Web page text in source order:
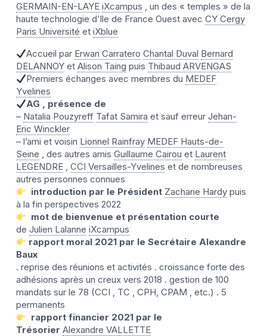
GERMAIN-EN-LAYE iXcampus , un des « temples » de la
haute technologie d’Ile de France Ouest avec CY Cergy
Paris Université et iXblue
Accueil par Erwan Carratero Chantal Duval Bernard
DELANNOY et Alison Taing puis Thibaud ARVENGAS
Premiers échanges avec membres du MEDEF
Yvelines
AG , présence de
– Natalia Pouzyreff Tafat Samira et sauf erreur Jehan-
Eric Winckler
– l’ami et voisin Lionnel Rainfray MEDEF Hauts-de-
Seine , des autres amis Guillaume Cairou et Laurent
LEGENDRE , CCI Versailles-Yvelines et de nombreuses
autres personnes connues
introduction par le Président Zacharie Hardy puis
à la fin perspectives 2022
mot de bienvenue et présentation courte
de Julien Lalanne iXcampus
rapport moral 2021 par le Secrétaire Alexandre
Baux
. reprise des réunions et activités . croissance forte des
adhésions après un creux vers 2018 . gestion de 100
mandats sur le 78 (CCI , TC , CPH, CPAM , etc.) . 5
permanents
rapport financier 2021 par le
Trésorier Alexandre VALLETTE